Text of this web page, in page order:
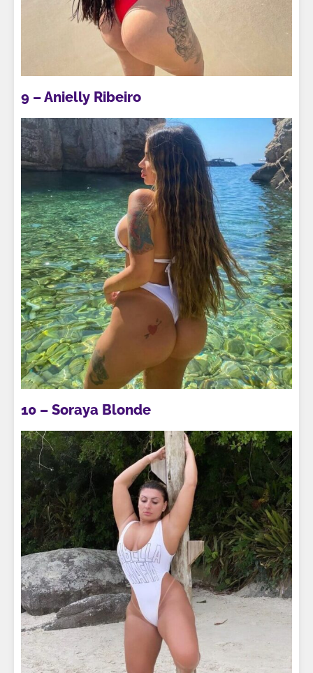
9 – Anielly Ribeiro
10 – Soraya Blonde